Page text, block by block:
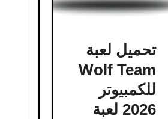
تحميل لعبة
Wolf Team
للكمبيوتر
2026 لعبة